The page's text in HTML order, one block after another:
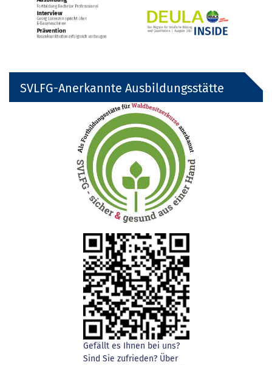
SVLFG-Anerkannte Ausbildungsstätte
Gefällt es Ihnen bei uns?
Sind Sie zufrieden? Über